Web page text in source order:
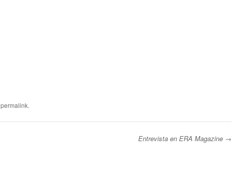
permalink.
Entrevista en ERA Magazine →